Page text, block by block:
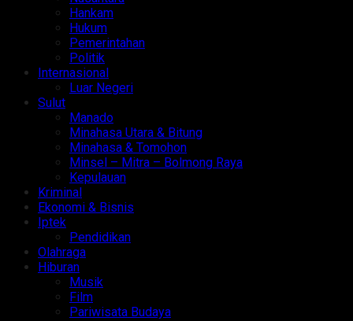
Hankam
Hukum
Pemerintahan
Politik
Internasional
Luar Negeri
Sulut
Manado
Minahasa Utara & Bitung
Minahasa & Tomohon
Minsel – Mitra – Bolmong Raya
Kepulauan
Kriminal
Ekonomi & Bisnis
Iptek
Pendidikan
Olahraga
Hiburan
Musik
Film
Pariwisata Budaya